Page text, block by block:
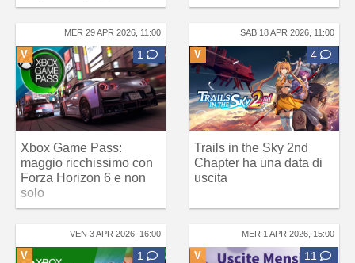
MER 29 APR 2026, 11:00
V 1
Xbox Game Pass:
maggio ricchissimo con
Forza Horizon 6 e non
solo
SAB 18 APR 2026, 11:00
V 4
Trails in the Sky 2nd
Chapter ha una data di
uscita
VEN 3 APR 2026, 16:00
V 1
MER 1 APR 2026, 15:00
V 11